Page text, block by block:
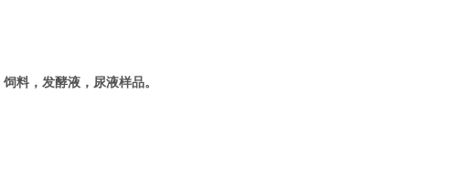
饲料， 发酵液， 尿液样品。